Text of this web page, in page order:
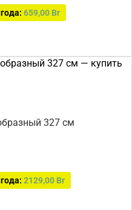
659,00 Br
327 см
2129,00 Br